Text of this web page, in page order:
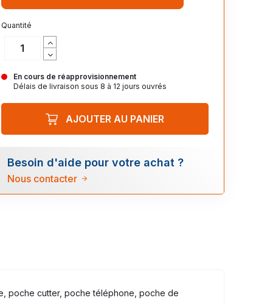
Quantité
En cours de réapprovisionnement
Délais de livraison sous 8 à 12 jours ouvrés
AJOUTER AU PANIER
Besoin d'aide pour votre achat ?
Nous contacter
poche cutter, poche téléphone, poche de